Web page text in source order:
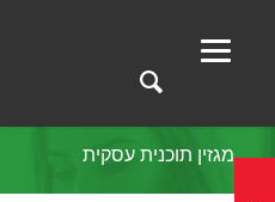
מגזין תוכנית עסקית